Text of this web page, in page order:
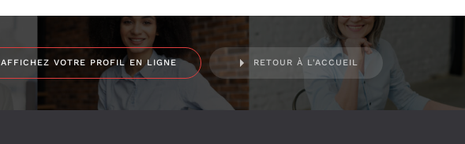
AFFICHEZ VOTRE PROFIL EN LIGNE RETOUR À L'ACCUEIL